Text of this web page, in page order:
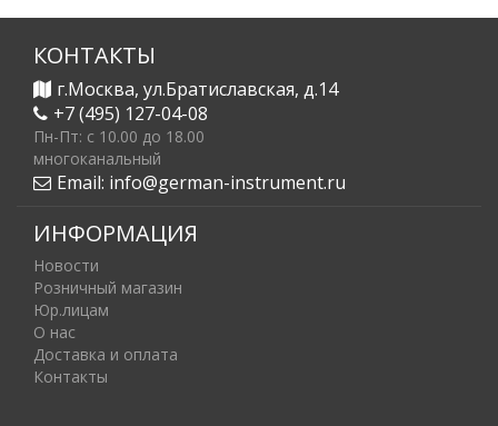
КОНТАКТЫ
г.Москва, ул.Братиславская, д.14
+7 (495) 127-04-08
Пн-Пт: c 10.00 до 18.00
многоканальный
Email: info@german-instrument.ru
ИНФОРМАЦИЯ
Новости
Розничный магазин
Юр.лицам
О нас
Доставка и оплата
Контакты